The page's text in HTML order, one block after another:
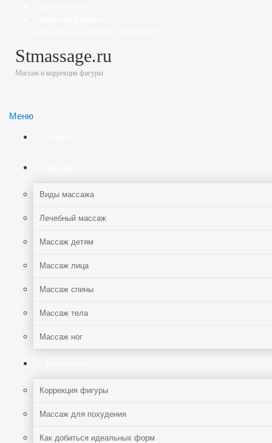
Stmassage.ru
Массаж и коррекция фигуры
Меню
Виды массажа
Лечебный массаж
Массаж детям
Массаж лица
Массаж спины
Массаж тела
Массаж ног
Коррекция фигуры
Массаж для похудения
Как добиться идеальных форм